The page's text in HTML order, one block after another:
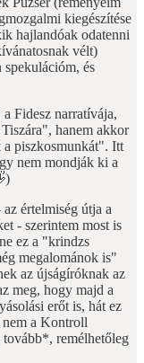
kiegészítése
hajlandóak odatenni
vélt)
és
Fidesz narratívája,
hanem akkor
piszkosmunkát". Itt
nem mondják ki a
értelmiség útja a
- szerintem most is
ez a "krindzs
megalománok is"
az újságíróknak az
meg, hogy majd a
erőt is, hát ez
nem a Kontroll
remélhetőleg